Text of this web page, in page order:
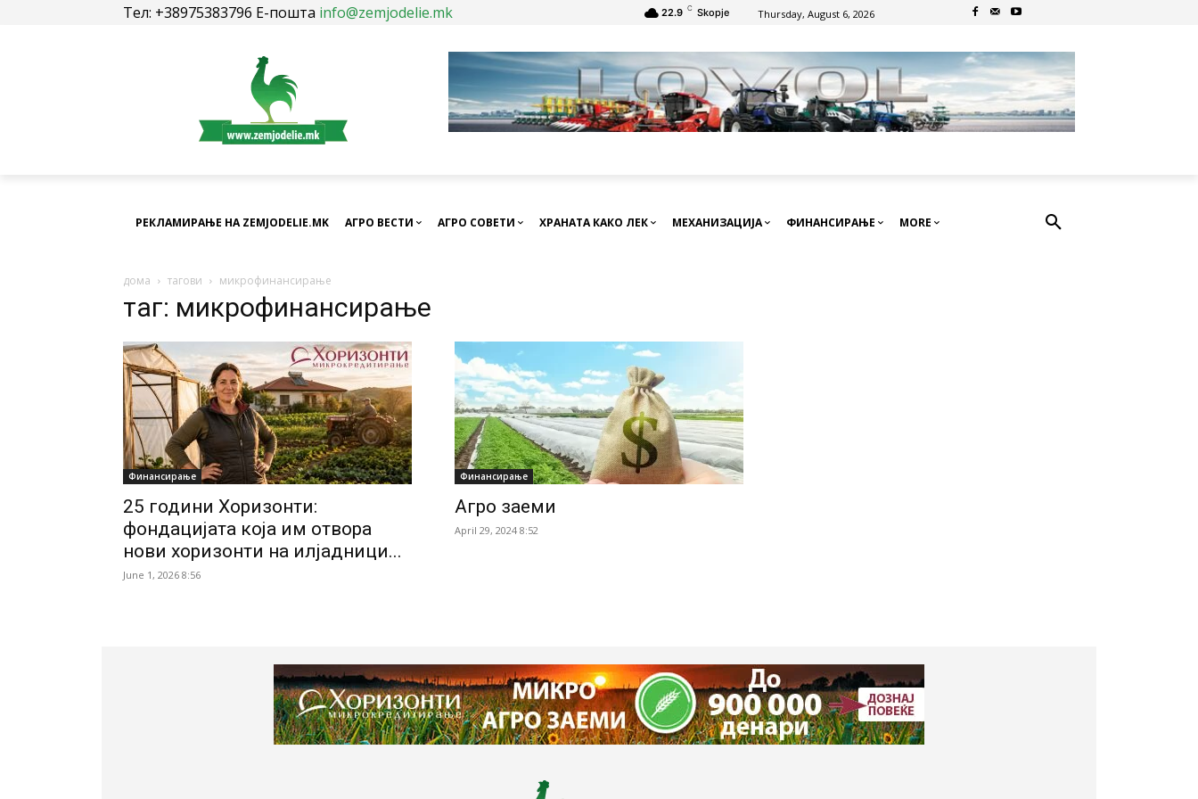
Тел: +38975383796 Е-пошта info@zemjodelie.mk 22.9 C Skopje Thursday, August 6, 2026
РЕКЛАМИРАЊЕ НА ZEMJODELIE.MK АГРО ВЕСТИ АГРО СОВЕТИ ХРАНАТА КАКО ЛЕК МЕХАНИЗАЦИЈА ФИНАНСИРАЊЕ MORE
дома тагови микрофинансирање
таг: микрофинансирање
Финансирање
25 години Хоризонти:
фондацијата која им отвора
нови хоризонти на илјадници...
June 1, 2026 8:56
Финансирање
Агро заеми
April 29, 2024 8:52